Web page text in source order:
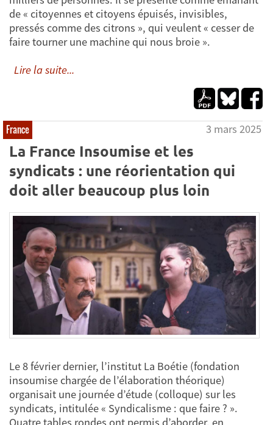
de « citoyennes et citoyens épuisés, invisibles,
pressés comme des citrons », qui veulent « cesser de
faire tourner une machine qui nous broie ».
Lire la suite...
France 3 mars 2025
La France Insoumise et les
syndicats : une réorientation qui
doit aller beaucoup plus loin
Le 8 février dernier, l’institut La Boétie (fondation
insoumise chargée de l’élaboration théorique)
organisait une journée d’étude (colloque) sur les
syndicats, intitulée « Syndicalisme : que faire ? ».
Quatre tables rondes ont permis d’aborder, en